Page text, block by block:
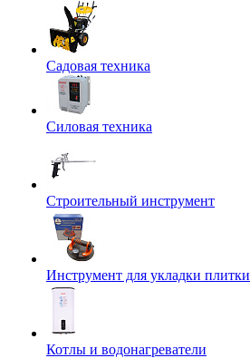
Садовая техника
Силовая техника
Строительный инструмент
Инструмент для укладки плитки
Котлы и водонагреватели